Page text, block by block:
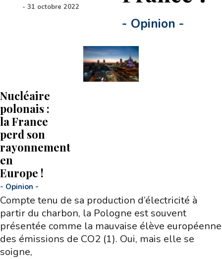
- Opinion -
- 31 octobre 2022
Nucléaire
polonais :
la France
perd son
rayonnement
en
Europe !
- Opinion -
Compte tenu de sa production d’électricité à
partir du charbon, la Pologne est souvent
présentée comme la mauvaise élève européenne
des émissions de CO2 (1). Oui, mais elle se
soigne,